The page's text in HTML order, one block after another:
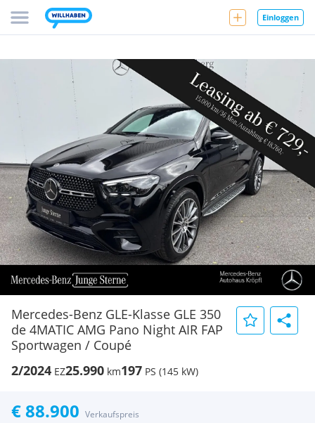
Einloggen
Mercedes-Benz GLE-Klasse GLE 350
de 4MATIC AMG Pano Night AIR FAP
Sportwagen / Coupé
2/2024 EZ25.990 km197 PS (145 kW)
€ 88.900 Verkaufspreis